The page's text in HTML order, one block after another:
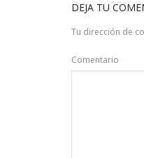
DEJA TU
Tu dirección de
Comentario